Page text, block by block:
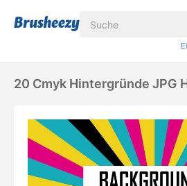
20 Cmyk Hintergründe JPG